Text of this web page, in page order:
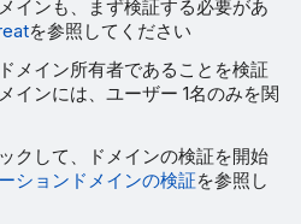
インも、まず検証する必要があ
を参照してください
メイン所有者であることを検証
インには、ユーザー 1名のみを関
クして、ドメインの検証を開始
ションドメインの検証を参照し